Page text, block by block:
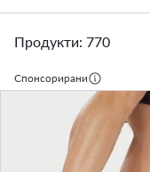
Продукти: 770
Спонсорирани